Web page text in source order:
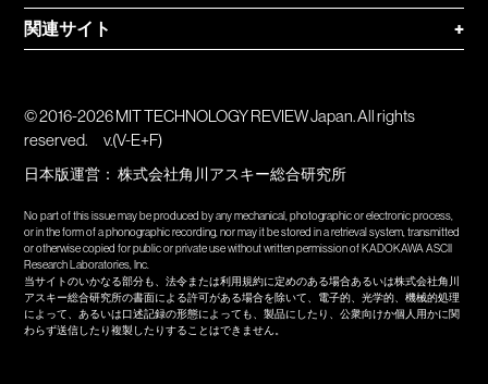
関連サイト
+
© 2016-2026 MIT TECHNOLOGY REVIEW Japan. All rights
reserved.
v.(V-E+F)
日本版運営：株式会社角川アスキー総合研究所
No part of this issue may be produced by any mechanical, photographic or electronic process,
or in the form of a phonographic recording, nor may it be stored in a retrieval system, transmitted
or otherwise copied for public or private use without written permission of KADOKAWA ASCII
Research Laboratories, Inc.
当サイトのいかなる部分も、法令または利用規約に定めのある場合あるいは株式会社角川
アスキー総合研究所の書面による許可がある場合を除いて、電子的、光学的、機械的処理
によって、あるいは口述記録の形態によっても、製品にしたり、公衆向けか個人用かに関
わらず送信したり複製したりすることはできません。